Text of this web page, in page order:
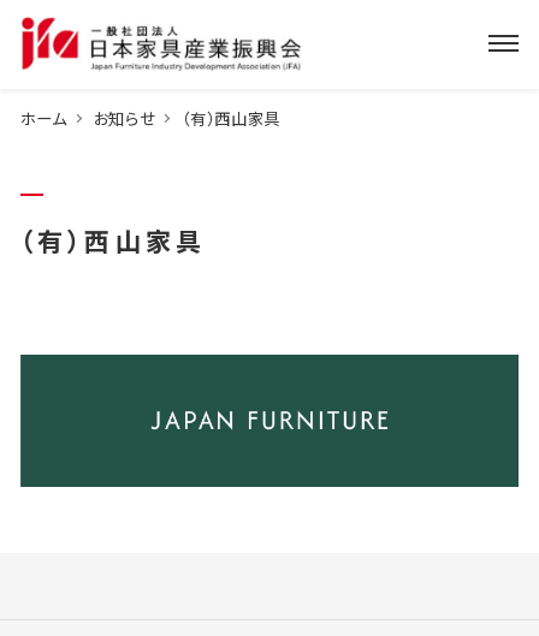
ホーム お知らせ （有）西山家具
（有）西山家具